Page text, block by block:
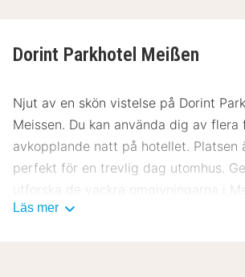
Dorint Parkhotel Meißen
Njut av en skön vistelse på Dorint
Meissen. Du kan använda dig av
avkopplande natt på hotellet. Platsen
perfekt för en trevlig dag utomhus.
utforska de vackra omgivningarna i
garanterat en trevlig vistelse på Dorint
Läs mer